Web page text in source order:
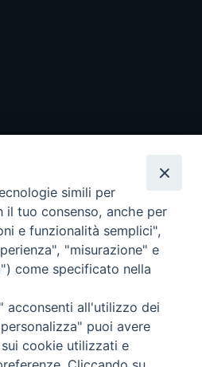
- Tutti i diritti riservati - Vita
simili per
il tuo consenso, anche per
e funzionalità semplici",
"misurazione" e
come specificato nella
acconsenti all'utilizzo dei
puoi avere
cookie utilizzati e